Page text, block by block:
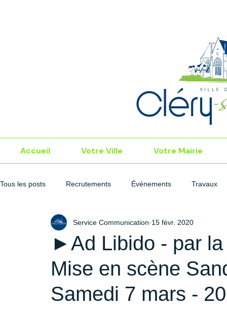
Accueil Votre Ville Votre Mairie
Tous les posts Recrutements Événements Travaux
►Ad Libido - par la
Mise en scène
Samedi 7 mars -
Service Communication 15 févr. 2020